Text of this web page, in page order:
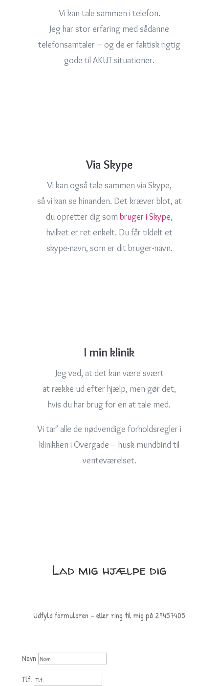
Vi kan tale sammen i telefon.
Jeg har stor erfaring med sådanne
telefonsamtaler – og de er faktisk rigtig
gode til AKUT situationer.
Via Skype
Vi kan også tale sammen via Skype,
så vi kan se hinanden. Det kræver blot, at
du opretter dig sombruger i Skype,
hvilket er ret enkelt. Du får tildelt et
skype-navn, som er dit bruger-navn.
I min klinik
Jeg ved, at det kan være svært
at række ud efter hjælp, men gør det,
hvis du har brug for en at tale med.
Vi tar’ alle de nødvendige forholdsregler i
klinikken i Overgade – husk mundbind til
venteværelset.
Lad mig hjælpe dig
Udfyld formularen – eller ring til mig på 29457405
Navn
Tlf.